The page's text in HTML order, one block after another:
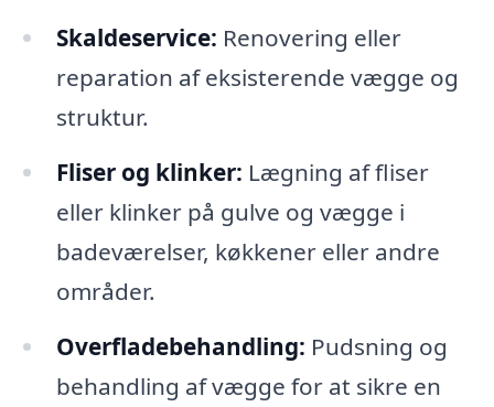
Skaldeservice: Renovering eller
reparation af eksisterende vægge og
struktur.
Fliser og klinker: Lægning af fliser
eller klinker på gulve og vægge i
badeværelser, køkkener eller andre
områder.
Overfladebehandling: Pudsning og
behandling af vægge for at sikre en